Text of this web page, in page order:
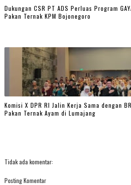
Dukungan CSR PT ADS Perluas Program
Pakan Ternak KPM Bojonegoro
Komisi X DPR RI Jalin Kerja Sama dengan
Pakan Ternak Ayam di Lumajang
Tidak ada komentar:
Posting Komentar